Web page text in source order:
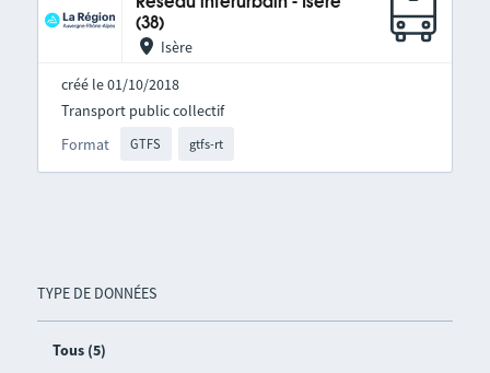
TYPE DE DONNÉES
Tous (5)
(38)
Isère
créé le 01/10/2018
Format GTFS gtfs-rt
Transport public collectif